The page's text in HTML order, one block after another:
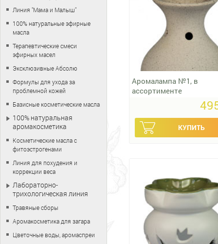
Аромалампа №1, в
ассортименте
Линия "Мама и Малыш"
100% натуральные эфирные
масла
Терапевтические смеси
эфирных масел
Эксклюзивные Абсолю
Формулы для ухода за
проблемной кожей
Базисные косметические масла
100% натуральная
аромакосметика
Косметические масла с
фитоэстрогенами
Линия для похудения и
коррекции веса
Лабораторно-
трихологическая линия
Травяные сборы
Аромакосметика для загара
Цветочные воды, аромаспреи